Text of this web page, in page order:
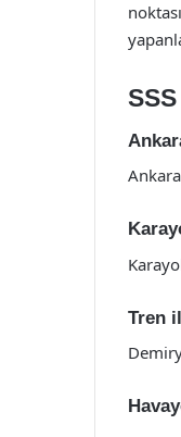
Tren